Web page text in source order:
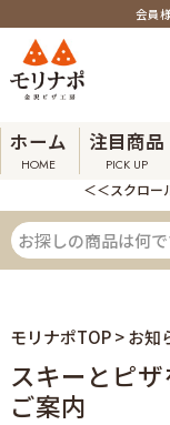
会員
ホーム
HOME
注目商品
PICK UP
＜＜スクロー
モリナポTOP> お知
スキーとピ
ご案内